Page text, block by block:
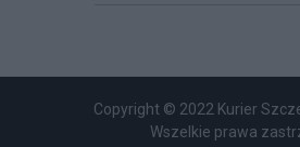
Copyright © 2022 Kurier
Wszelkie prawa